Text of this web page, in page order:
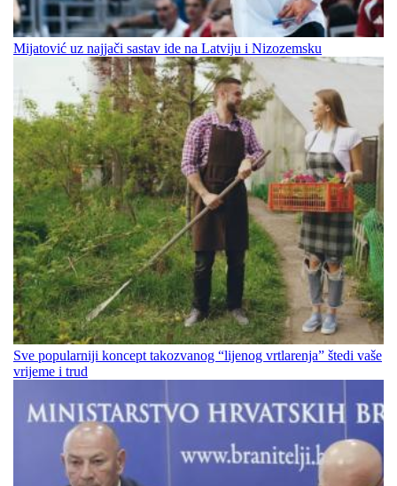
Mijatović uz najjači sastav ide na Latviju i Nizozemsku
Sve popularniji koncept takozvanog “lijenog vrtlarenja” štedi vaše
vrijeme i trud